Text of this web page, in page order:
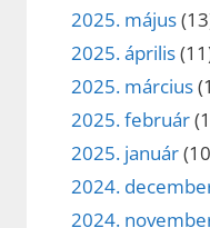
2025. május
2025. április
2025. március
2025. február
2025. január
2024.
2024.